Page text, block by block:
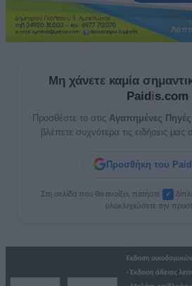
Μη χάνετε καμία
Paidis.com
Προσθέστε το στις Αγαπημένες
βλέπετε συχνότερα τις ειδήσεις
Προσθήκη του
Στη σελίδα που θα ανοίξει, πατήστε ✓
ολοκληρώσετε την